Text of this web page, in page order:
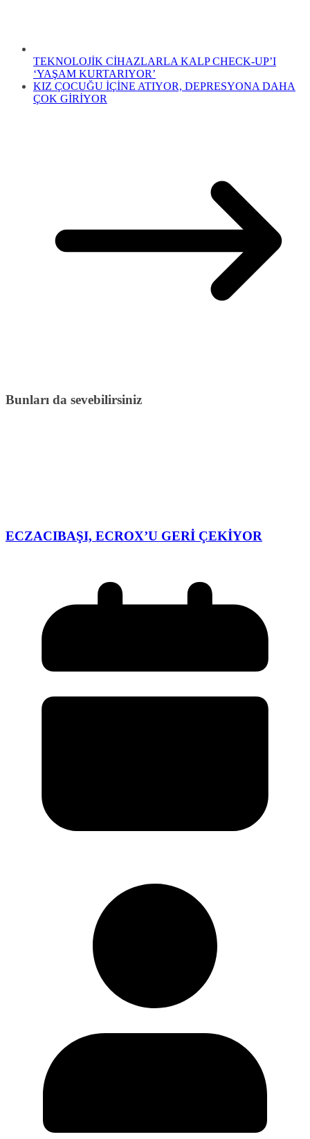
TEKNOLOJİK CİHAZLARLA KALP CHECK-UP’I
‘YAŞAM KURTARIYOR’
KIZ ÇOCUĞU İÇİNE ATIYOR, DEPRESYONA DAHA
ÇOK GİRİYOR
Bunları da sevebilirsiniz
ECZACIBAŞI, ECROX’U GERİ ÇEKİYOR